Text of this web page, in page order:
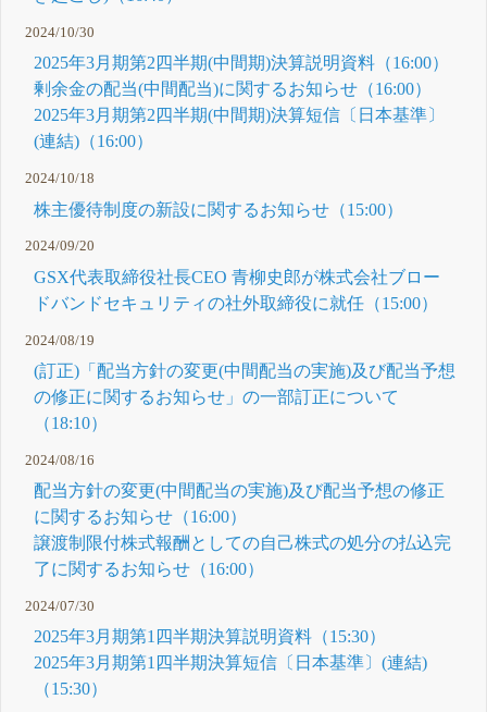
2024/10/30
2025年3月期第2四半期(中間期)決算説明資料（16:00）
剰余金の配当(中間配当)に関するお知らせ（16:00）
2025年3月期第2四半期(中間期)決算短信〔日本基準〕
(連結)（16:00）
2024/10/18
株主優待制度の新設に関するお知らせ（15:00）
2024/09/20
GSX代表取締役社長CEO 青柳史郎が株式会社ブロー
ドバンドセキュリティの社外取締役に就任（15:00）
2024/08/19
(訂正)「配当方針の変更(中間配当の実施)及び配当予想
の修正に関するお知らせ」の一部訂正について
（18:10）
2024/08/16
配当方針の変更(中間配当の実施)及び配当予想の修正
に関するお知らせ（16:00）
譲渡制限付株式報酬としての自己株式の処分の払込完
了に関するお知らせ（16:00）
2024/07/30
2025年3月期第1四半期決算説明資料（15:30）
2025年3月期第1四半期決算短信〔日本基準〕(連結)
（15:30）